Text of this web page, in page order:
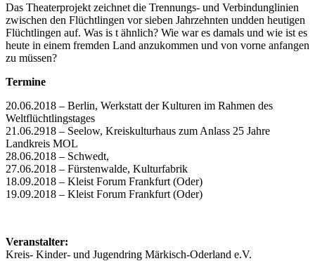
Das Theaterprojekt zeichnet die Trennungs- und Verbindunglinien
zwischen den Flüchtlingen vor sieben Jahrzehnten undden heutigen
Flüchtlingen auf. Was is t ähnlich? Wie war es damals und wie ist es
heute in einem fremden Land anzukommen und von vorne anfangen
zu müssen?
Termine
20.06.2018 – Berlin, Werkstatt der Kulturen im Rahmen des
Weltflüchtlingstages
21.06.2918 – Seelow, Kreiskulturhaus zum Anlass 25 Jahre
Landkreis MOL
28.06.2018 – Schwedt,
27.06.2018 – Fürstenwalde, Kulturfabrik
18.09.2018 – Kleist Forum Frankfurt (Oder)
19.09.2018 – Kleist Forum Frankfurt (Oder)
Veranstalter:
Kreis- Kinder- und Jugendring Märkisch-Oderland e.V.